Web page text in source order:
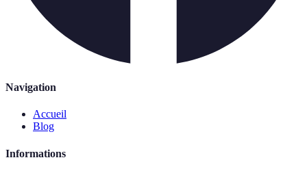
Navigation
Accueil
Blog
Informations